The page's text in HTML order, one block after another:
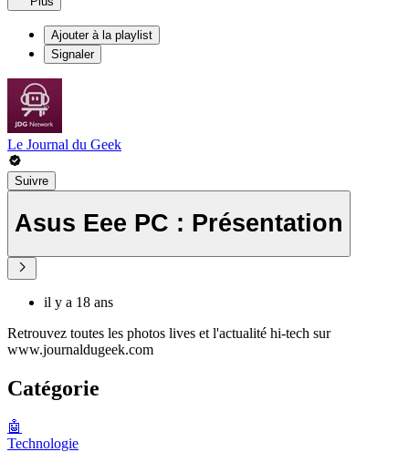
Ajouter à la playlist
Signaler
Le Journal du Geek
Suivre
Asus Eee PC : Présentation
il y a 18 ans
Retrouvez toutes les photos lives et l'actualité hi-tech sur
www.journaldugeek.com
Catégorie
🤖
Technologie